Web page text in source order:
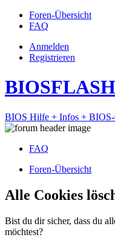
Foren-Übersicht
FAQ
Anmelden
Registrieren
BIOSFLASH
BIOS Hilfe + Infos +
FAQ
Foren-Übersicht
Alle Cookies
Bist du dir sicher, dass du
möchtest?